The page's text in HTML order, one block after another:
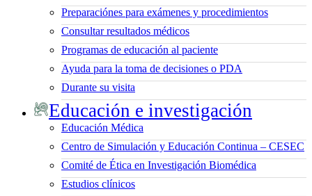
Preparaciónes para exámenes y procedimientos
Consultar resultados médicos
Programas de educación al paciente
Ayuda para la toma de decisiones o PDA
Durante su visita
Educación e investigación
Educación Médica
Centro de Simulación y Educación Continua – CESEC
Comité de Ética en Investigación Biomédica
Estudios clínicos